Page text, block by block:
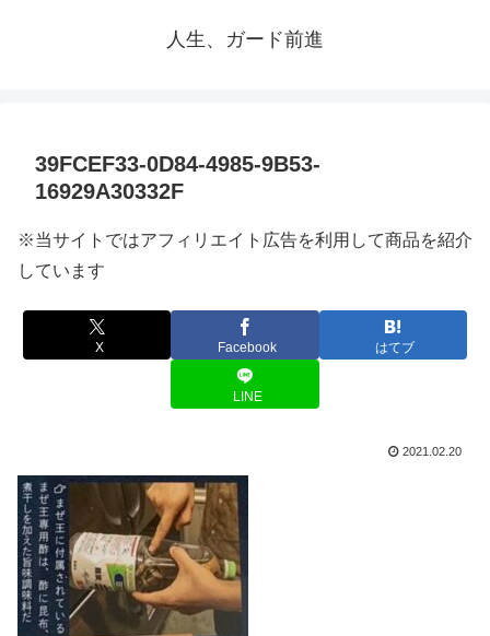
人生、ガード前進
39FCEF33-0D84-4985-9B53-
16929A30332F
※当サイトではアフィリエイト広告を利用して商品を紹介
しています
X Facebook はてブ
LINE
2021.02.20